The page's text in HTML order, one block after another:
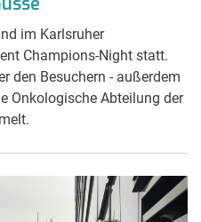
im Karlsruher
Champions-Night statt.
den Besuchern - außerdem
Onkologische Abteilung der